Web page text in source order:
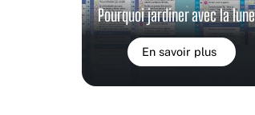
Pourquoi jardiner avec la
En savoir plus